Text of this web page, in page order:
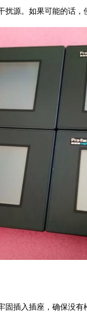
源。如果可能的话，
插入插座，确保没有